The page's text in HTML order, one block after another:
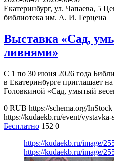
Екатеринбург, ул. Чапаева, 5
библиотека им. А. И. Герцена
Выставка «Сад,
ливнями»
С 1 по 30 июня 2026 года
в Екатеринбурге приглашает
Головкиной «Сад, умытый
0 RUB https://schema.org/InStock
https://kudaekb.ru/event/
Бесплатно 152 0
https://kudaekb.ru/image/
https://kudaekb.ru/image/